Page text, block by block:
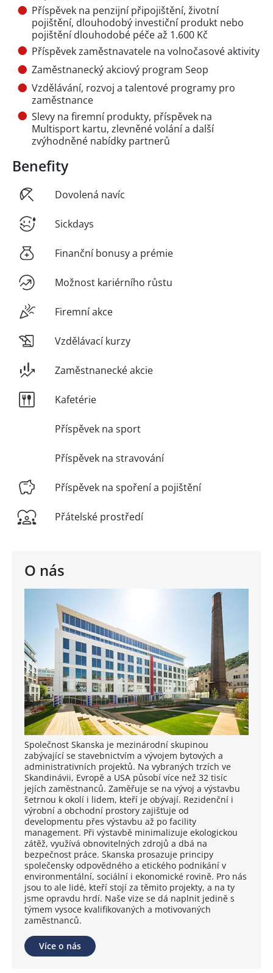
O nás
Společnost Skanska je mezinárodní skupinou
zabývající se stavebnictvím a vývojem bytových a
administrativních projektů. Na vybraných trzích ve
Skandinávii, Evropě a USA působí více než 32 tisíc
jejích zaměstnanců. Zaměřuje se na vývoj a výstavbu
šetrnou k okolí i lidem, kteří je obývají. Rezidenční i
výrobní a obchodní prostory zajišťuje od
developmentu přes výstavbu až po facility
management. Při výstavbě minimalizuje ekologickou
zátěž, využívá obnovitelných zdrojů a dbá na
bezpečnost práce. Skanska prosazuje principy
společensky odpovědného a etického podnikání v
environmentální, sociální i ekonomické rovině. Pro nás
jsou to ale lidé, kteří stojí za těmito projekty, a na ty
jsme opravdu hrdí. Naše vize se dá naplnit jedině s
týmem vysoce kvalifikovaných a motivovaných
zaměstnanců.
Více o nás
Příspěvek na penzijní připojištění, životní
pojištění, dlouhodobý investiční produkt nebo
pojištění dlouhodobé péče až 1.600 Kč
Příspěvek zaměstnavatele na volnočasové aktivity
Zaměstnanecký akciový program Seop
Vzdělávání, rozvoj a talentové programy pro
zaměstnance
Slevy na firemní produkty, příspěvek na
Multisport kartu, zlevněné volání a další
zvýhodněné nabídky partnerů
Benefity
Dovolená navíc
Sickdays
Finanční bonusy a prémie
Možnost kariérního růstu
Firemní akce
Vzdělávací kurzy
Zaměstnanecké akcie
Kafetérie
Příspěvek na sport
Příspěvek na stravování
Příspěvek na spoření a pojištění
Přátelské prostředí